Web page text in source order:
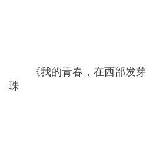
《我的青春，在西部发芽
珠